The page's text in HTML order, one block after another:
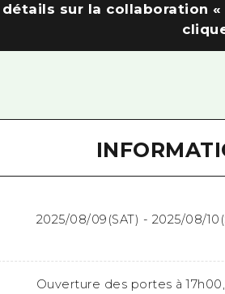
sur la collaboration
2025/08/09(SAT) - 2025/08/
Ouverture des portes à